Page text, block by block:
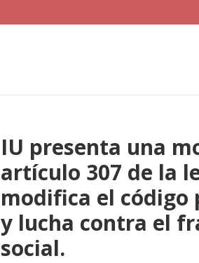
IU presenta una
artículo 307 de la
modifica el código
y lucha contra el
social.